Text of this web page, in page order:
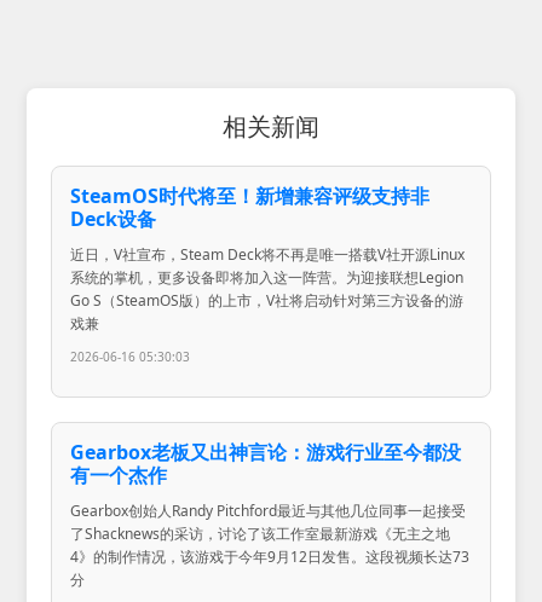
相关新闻
SteamOS时代将至！新增兼容评级支持非
Deck设备
近日，V社宣布，Steam Deck将不再是唯一搭载V社开源Linux
系统的掌机，更多设备即将加入这一阵营。为迎接联想Legion
Go S（SteamOS版）的上市，V社将启动针对第三方设备的游
戏兼
2026-06-16 05:30:03
Gearbox老板又出神言论：游戏行业至今都没
有一个杰作
Gearbox创始人Randy Pitchford最近与其他几位同事一起接受
了Shacknews的采访，讨论了该工作室最新游戏《无主之地
4》的制作情况，该游戏于今年9月12日发售。这段视频长达73
分